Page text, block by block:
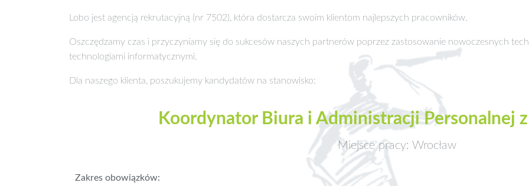
Lobo jest agencją rekrutacyjną (nr 7502), która dostarcza swoim klientom najlepszych pracowników.
Oszczędzamy czas i przyczyniamy się do sukcesów naszych partnerów poprzez zastosowanie nowoczesnych
technologiami informatycznymi.
Dla naszego klienta, poszukujemy kandydatów na stanowisko:
Koordynator Biura i Administracji Personalnej
Miejsce pracy: Wrocław
Zakres obowiązków: